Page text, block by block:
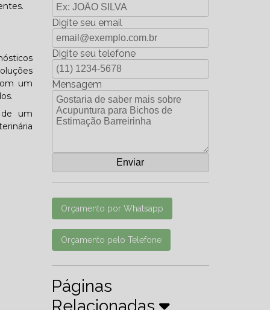
um
de um
Digite seu email
Digite seu telefone
Mensagem
Orçamento por Whatsapp
Orçamento pelo Telefone
Páginas